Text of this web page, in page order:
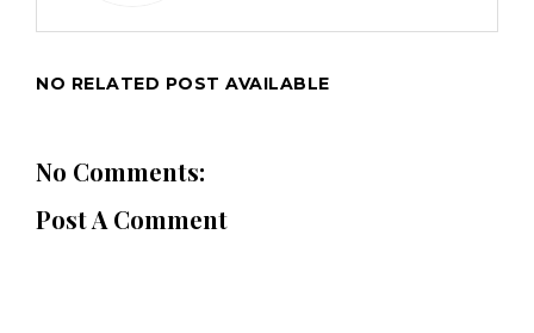
NO RELATED POST AVAILABLE
No Comments:
Post A Comment